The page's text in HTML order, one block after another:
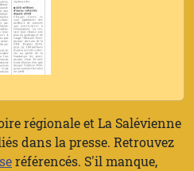
régionale et La Salévienne
dans la presse. Retrouvez
référencés. S'il manque,